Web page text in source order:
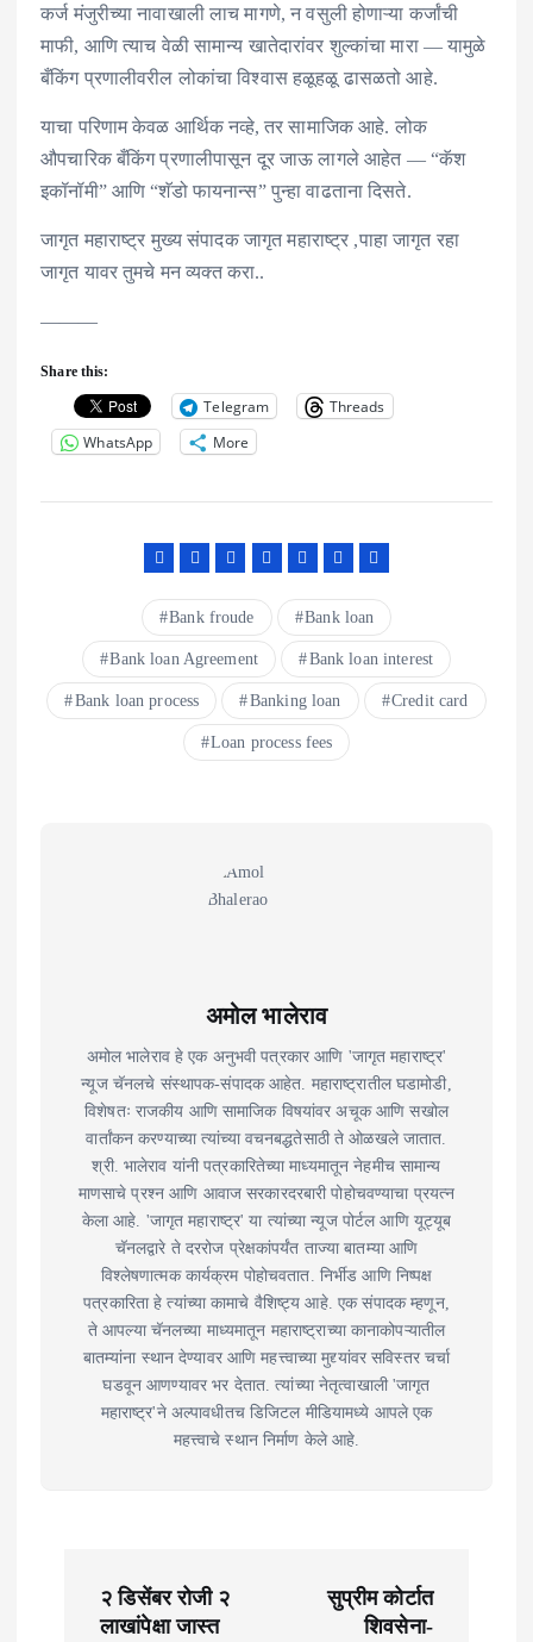
कर्ज मंजुरीच्या नावाखाली लाच मागणे, न वसुली होणाऱ्या कर्जांची
माफी, आणि त्याच वेळी सामान्य खातेदारांवर शुल्कांचा मारा — यामुळे
बँकिंग प्रणालीवरील लोकांचा विश्वास हळूहळू ढासळतो आहे.
याचा परिणाम केवळ आर्थिक नव्हे, तर सामाजिक आहे. लोक
औपचारिक बँकिंग प्रणालीपासून दूर जाऊ लागले आहेत — “कॅश
इकॉनॉमी” आणि “शॅडो फायनान्स” पुन्हा वाढताना दिसते.
जागृत महाराष्ट्र मुख्य संपादक जागृत महाराष्ट्र ,पाहा जागृत रहा
जागृत यावर तुमचे मन व्यक्त करा..
———
Share this:
Telegram
Threads
WhatsApp
More
Bank froude Bank loan
Bank loan Agreement Bank loan interest
Bank loan process Banking loan Credit card
Loan process fees
अमोल भालेराव
अमोल भालेराव हे एक अनुभवी पत्रकार आणि 'जागृत महाराष्ट्र'
न्यूज चॅनलचे संस्थापक-संपादक आहेत. महाराष्ट्रातील घडामोडी,
विशेषतः राजकीय आणि सामाजिक विषयांवर अचूक आणि सखोल
वार्तांकन करण्याच्या त्यांच्या वचनबद्धतेसाठी ते ओळखले जातात.
श्री. भालेराव यांनी पत्रकारितेच्या माध्यमातून नेहमीच सामान्य
माणसाचे प्रश्न आणि आवाज सरकारदरबारी पोहोचवण्याचा प्रयत्न
केला आहे. 'जागृत महाराष्ट्र' या त्यांच्या न्यूज पोर्टल आणि यूट्यूब
चॅनलद्वारे ते दररोज प्रेक्षकांपर्यंत ताज्या बातम्या आणि
विश्लेषणात्मक कार्यक्रम पोहोचवतात. निर्भीड आणि निष्पक्ष
पत्रकारिता हे त्यांच्या कामाचे वैशिष्ट्य आहे. एक संपादक म्हणून,
ते आपल्या चॅनलच्या माध्यमातून महाराष्ट्राच्या कानाकोपऱ्यातील
बातम्यांना स्थान देण्यावर आणि महत्त्वाच्या मुद्द्यांवर सविस्तर चर्चा
घडवून आणण्यावर भर देतात. त्यांच्या नेतृत्वाखाली 'जागृत
महाराष्ट्र'ने अल्पावधीतच डिजिटल मीडियामध्ये आपले एक
महत्त्वाचे स्थान निर्माण केले आहे.
२ डिसेंबर रोजी २
लाखांपेक्षा जास्त
सुप्रीम कोर्टात
शिवसेना-